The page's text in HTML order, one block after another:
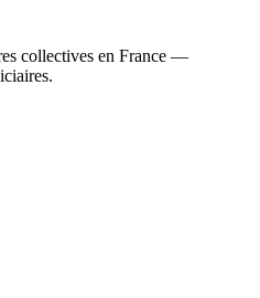
collectives en France —